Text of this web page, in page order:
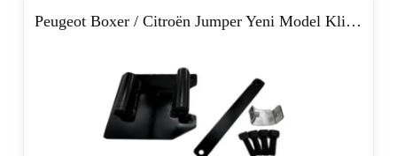
Peugeot Boxer / Citroën Jumper Yeni Model Klima Braketi